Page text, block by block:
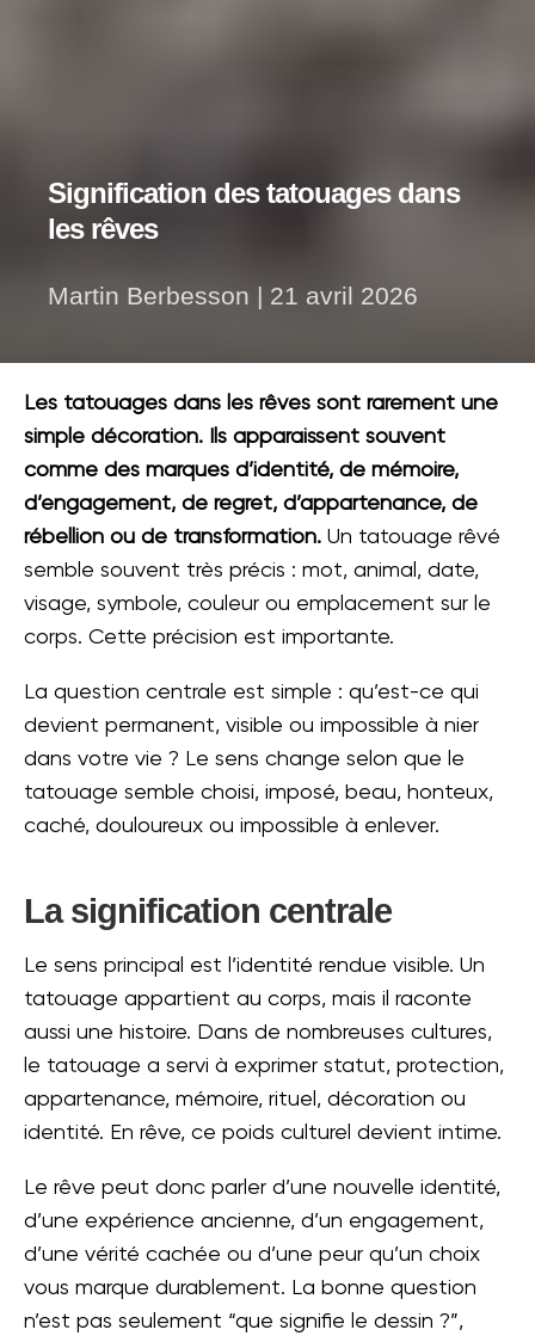
Signification des tatouages dans
les rêves
Martin Berbesson | 21 avril 2026
Les tatouages dans les rêves sont rarement une
simple décoration. Ils apparaissent souvent
comme des marques d’identité, de mémoire,
d’engagement, de regret, d’appartenance, de
rébellion ou de transformation. Un tatouage rêvé
semble souvent très précis : mot, animal, date,
visage, symbole, couleur ou emplacement sur le
corps. Cette précision est importante.
La question centrale est simple : qu’est-ce qui
devient permanent, visible ou impossible à nier
dans votre vie ? Le sens change selon que le
tatouage semble choisi, imposé, beau, honteux,
caché, douloureux ou impossible à enlever.
La signification centrale
Le sens principal est l’identité rendue visible. Un
tatouage appartient au corps, mais il raconte
aussi une histoire. Dans de nombreuses cultures,
le tatouage a servi à exprimer statut, protection,
appartenance, mémoire, rituel, décoration ou
identité. En rêve, ce poids culturel devient intime.
Le rêve peut donc parler d’une nouvelle identité,
d’une expérience ancienne, d’un engagement,
d’une vérité cachée ou d’une peur qu’un choix
vous marque durablement. La bonne question
n’est pas seulement “que signifie le dessin ?”,